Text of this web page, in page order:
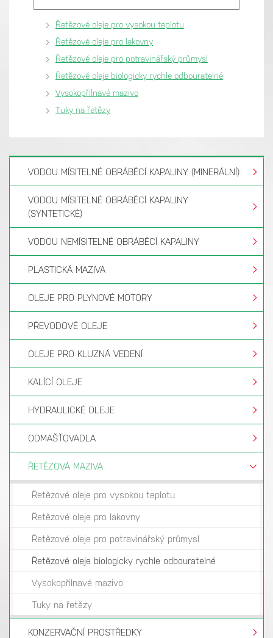
Řetězové oleje pro vysokou teplotu
Řetězové oleje pro lakovny
Řetězové oleje pro potravinářský průmysl
Řetězové oleje biologicky rychle odbouratelné
Vysokopřilnavé mazivo
Tuky na řetězy
VODOU MÍSITELNÉ OBRÁBĚCÍ KAPALINY (MINERÁLNÍ)
VODOU MÍSITELNÉ OBRÁBĚCÍ KAPALINY
(SYNTETICKÉ)
VODOU NEMÍSITELNÉ OBRÁBĚCÍ KAPALINY
PLASTICKÁ MAZIVA
OLEJE PRO PLYNOVÉ MOTORY
PŘEVODOVÉ OLEJE
OLEJE PRO KLUZNÁ VEDENÍ
KALÍCÍ OLEJE
HYDRAULICKÉ OLEJE
ODMAŠŤOVADLA
ŘETĚZOVÁ MAZIVA
Řetězové oleje pro vysokou teplotu
Řetězové oleje pro lakovny
Řetězové oleje pro potravinářský průmysl
Řetězové oleje biologicky rychle odbouratelné
Vysokopřilnavé mazivo
Tuky na řetězy
KONZERVAČNÍ PROSTŘEDKY